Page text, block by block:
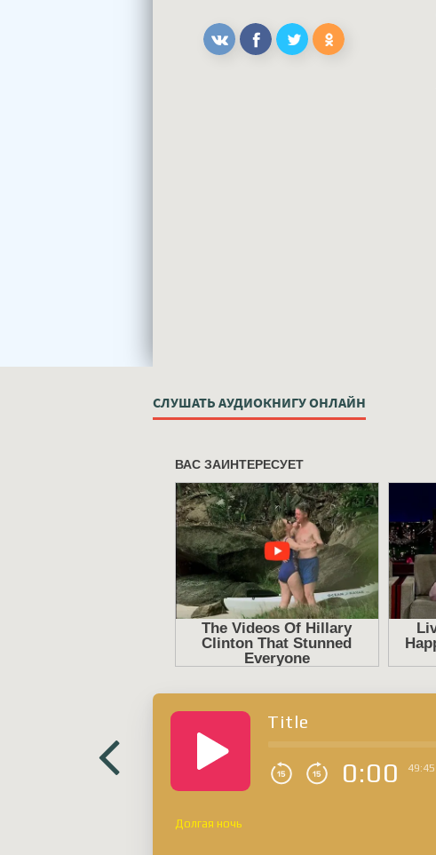
СЛУШАТЬ АУДИОКНИГУ ОНЛАЙН
Title
0:00 49:45
Долгая ночь